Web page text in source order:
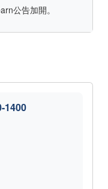
公告加開。
1400